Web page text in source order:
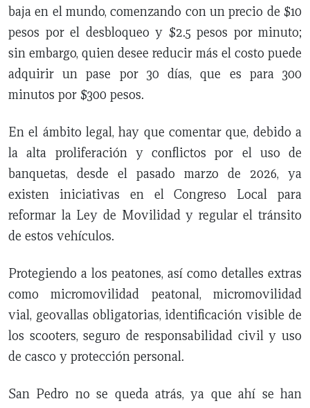
baja en el mundo, comenzando con un precio de $10
pesos por el desbloqueo y $2.5 pesos por minuto;
sin embargo, quien desee reducir más el costo puede
adquirir un pase por 30 días, que es para 300
minutos por $300 pesos.
En el ámbito legal, hay que comentar que, debido a
la alta proliferación y conflictos por el uso de
banquetas, desde el pasado marzo de 2026, ya
existen iniciativas en el Congreso Local para
reformar la Ley de Movilidad y regular el tránsito
de estos vehículos.
Protegiendo a los peatones, así como detalles extras
como micromovilidad peatonal, micromovilidad
vial, geovallas obligatorias, identificación visible de
los scooters, seguro de responsabilidad civil y uso
de casco y protección personal.
San Pedro no se queda atrás, ya que ahí se han